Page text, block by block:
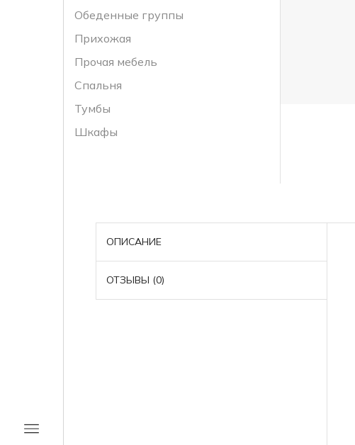
Обеденные группы
Прихожая
Прочая мебель
Спальня
Тумбы
Шкафы
ОПИСАНИЕ
ОТЗЫВЫ (0)